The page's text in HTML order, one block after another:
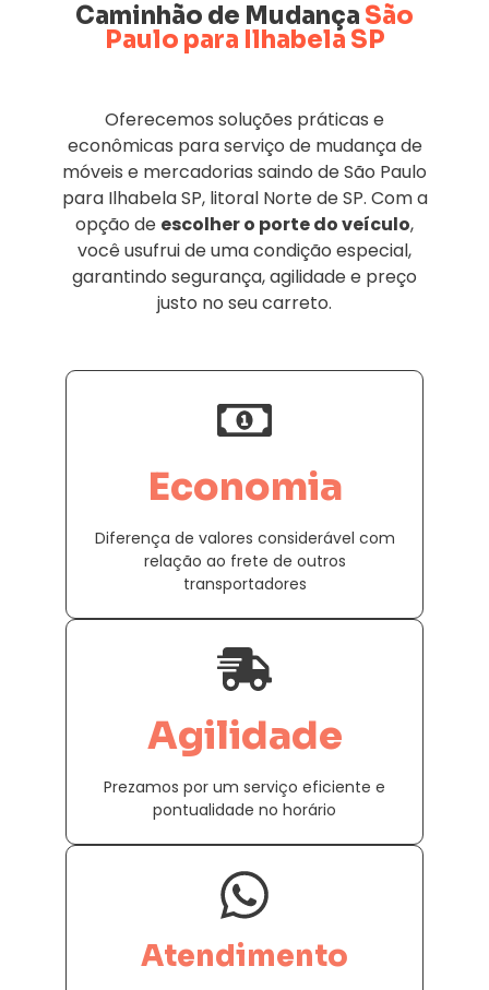
Caminhão de Mudança São
Paulo para Ilhabela SP
Oferecemos soluções práticas e
econômicas para serviço de mudança de
móveis e mercadorias saindo de São Paulo
para Ilhabela SP, litoral Norte de SP. Com a
opção de escolher o porte do veículo,
você usufrui de uma condição especial,
garantindo segurança, agilidade e preço
justo no seu carreto.
Economia
Diferença de valores considerável com
relação ao frete de outros
transportadores
Agilidade
Prezamos por um serviço eficiente e
pontualidade no horário
Atendimento